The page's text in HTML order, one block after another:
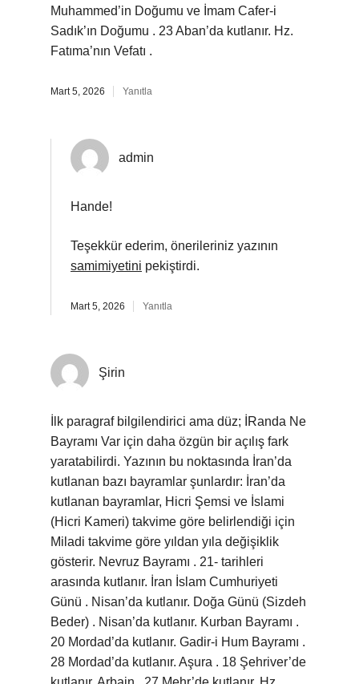
Muhammed’in Doğumu ve İmam Cafer-i
Sadık’ın Doğumu . 23 Aban’da kutlanır. Hz.
Fatıma’nın Vefatı .
Mart 5, 2026 Yanıtla
admin
Hande!
Teşekkür ederim, önerileriniz yazının
samimiyetini pekiştirdi.
Mart 5, 2026 Yanıtla
Şirin
İlk paragraf bilgilendirici ama düz; İRanda Ne
Bayramı Var için daha özgün bir açılış fark
yaratabilirdi. Yazının bu noktasında İran’da
kutlanan bazı bayramlar şunlardır: İran’da
kutlanan bayramlar, Hicri Şemsi ve İslami
(Hicri Kameri) takvime göre belirlendiği için
Miladi takvime göre yıldan yıla değişiklik
gösterir. Nevruz Bayramı . 21- tarihleri
arasında kutlanır. İran İslam Cumhuriyeti
Günü . Nisan’da kutlanır. Doğa Günü (Sizdeh
Beder) . Nisan’da kutlanır. Kurban Bayramı .
20 Mordad’da kutlanır. Gadir-i Hum Bayramı .
28 Mordad’da kutlanır. Aşura . 18 Şehriver’de